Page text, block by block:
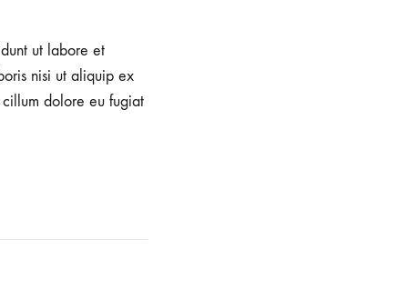
ut labore et
nisi ut aliquip ex
dolore eu fugiat